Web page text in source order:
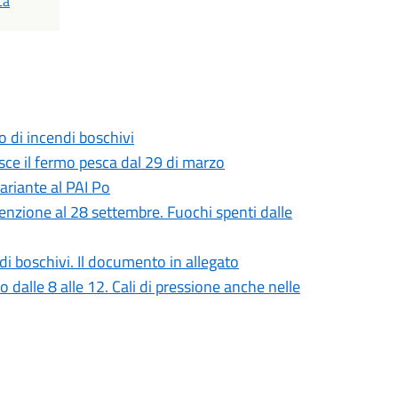
di incendi boschivi
il fermo pesca dal 29 di marzo
al PAI Po
al 28 settembre. Fuochi spenti dalle
boschivi. Il documento in allegato
8 alle 12. Cali di pressione anche nelle